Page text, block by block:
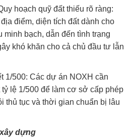
hoạch quỹ đất thiếu rõ ràng:
điểm, diện tích đất dành cho
minh bạch, dẫn đến tình trạng
khó khăn cho cả chủ đầu tư lẫn
1/500: Các dự án NOXH cần
lệ 1/500 để làm cơ sở cấp phép
thủ tục và thời gian chuẩn bị lâu
dựng